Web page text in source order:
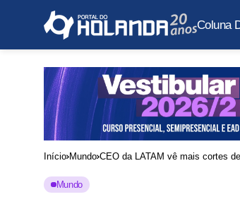
Coluna
Início Mundo CEO da LATAM vê mais cortes
Mundo